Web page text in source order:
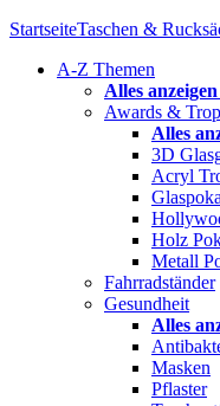
StartseiteTaschen &
A-Z Themen
Alles
Awards &
Alles
3D
Acryl
Holz
Metall
Fahrradständer
Gesundheit
Alles
Masken
Pflaster